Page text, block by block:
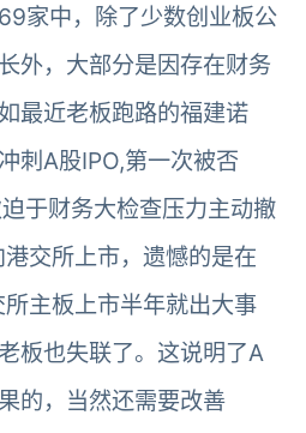
家中，除了少数创业板公
外，大部分是因存在财务
最近老板跑路的福建诺
刺A股IPO,第一次被否
迫于财务大检查压力主动撤
交所上市，遗憾的是在
主板上市半年就出大事
板也失联了。这说明了A
的，当然还需要改善